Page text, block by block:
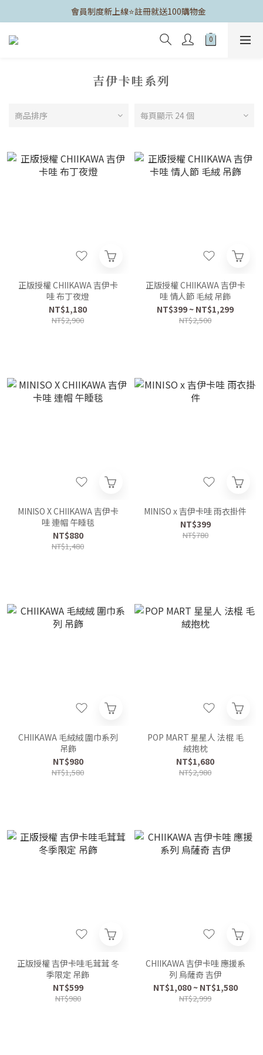
	會員制度新上線⭐️註冊就送100購物金
吉伊卡哇系列
商品排序 每頁顯示 24 個
正版授權 CHIIKAWA 吉伊卡
哇 布丁夜燈
NT$1,180
NT$2,900
正版授權 CHIIKAWA 吉伊卡
哇 情人節 毛絨 吊飾
NT$399 ~ NT$1,299
NT$2,500
MINISO X CHIIKAWA 吉伊卡
哇 連帽 午睡毯
NT$880
NT$1,480
MINISO x 吉伊卡哇 雨衣掛件
NT$399
NT$780
CHIIKAWA 毛絨絨 圍巾系列
吊飾
NT$980
NT$1,580
POP MART 星星人 法棍 毛
絨抱枕
NT$1,680
NT$2,980
正版授權 吉伊卡哇毛茸茸 冬
季限定 吊飾
NT$599
NT$980
CHIIKAWA 吉伊卡哇 應援系
列 烏薩奇 吉伊
NT$1,080 ~ NT$1,580
NT$2,999